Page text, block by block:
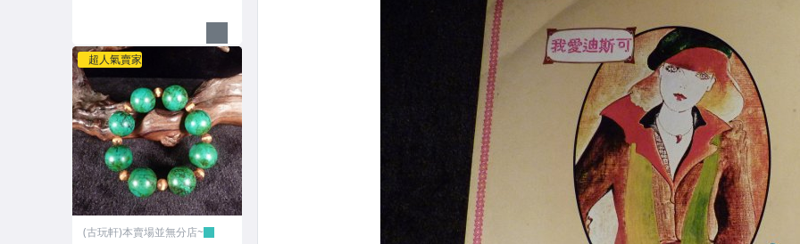
超人氣賣家
(古玩軒)本賣場並無分店~